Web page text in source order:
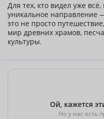
Для тех, кто видел уже
уникальное
это не просто
мир древних храмов,
культуры.
Ой, кажется
Но у нас есть